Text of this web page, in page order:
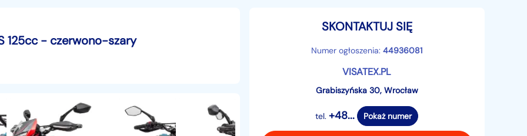
125cc - czerwono-szary
SKONTAKTUJ SIĘ
Numer ogłoszenia:44936081
VISATEX.PL
Grabiszyńska 30, Wrocław
tel. +48... Pokaż numer